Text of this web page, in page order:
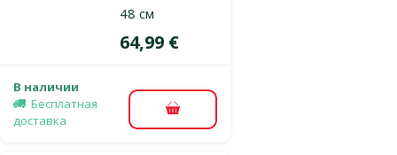
48 см
Цена
64,99 €
В наличии
Бесплатная
доставка
В корзину